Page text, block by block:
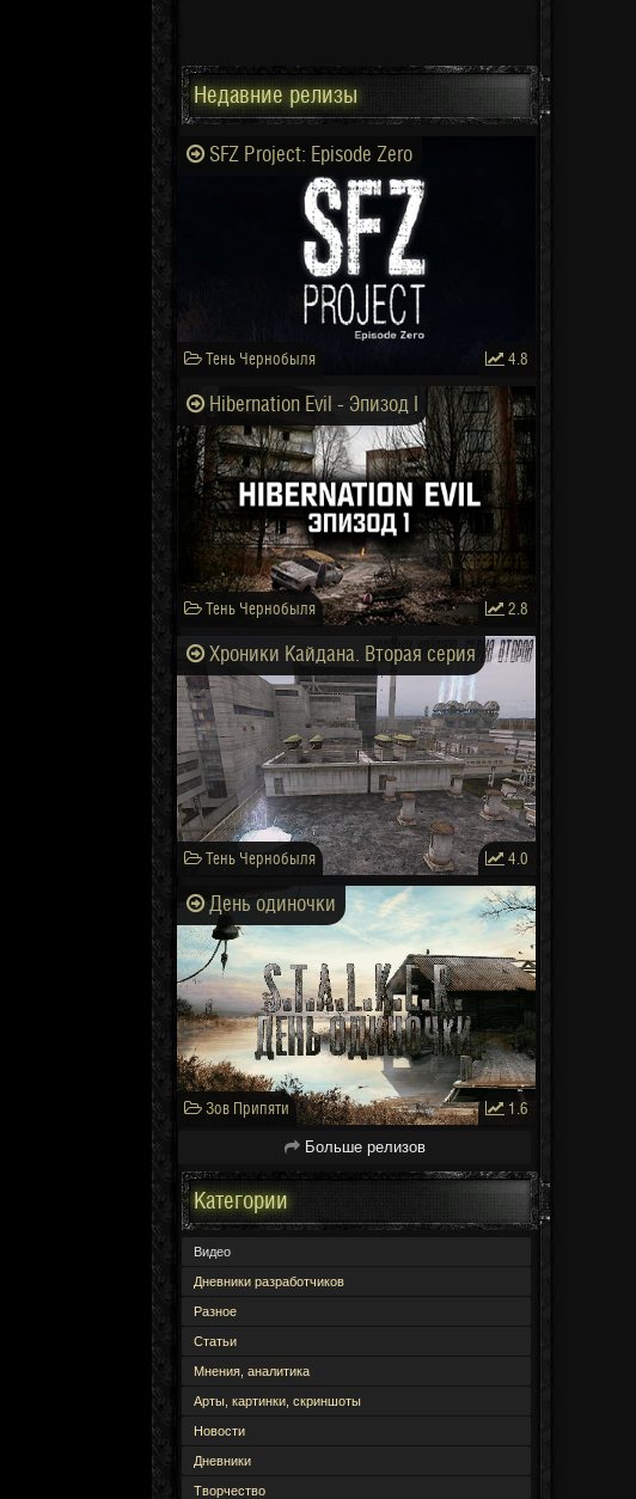
Недавние релизы
SFZ Project: Episode Zero
Тень Чернобыля 4.8
Hibernation Evil - Эпизод I
Тень Чернобыля 2.8
Хроники Кайдана. Вторая серия
Тень Чернобыля 4.0
День одиночки
Зов Припяти 1.6
Больше релизов
Категории
Видео
Дневники разработчиков
Разное
Статьи
Мнения, аналитика
Арты, картинки, скриншоты
Новости
Дневники
Творчество